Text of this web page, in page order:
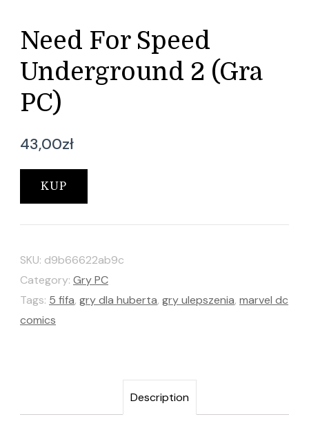
Need For Speed
Underground 2 (Gra
PC)
43,00zł
KUP
SKU: d9b66622ab9c
Category: Gry PC
Tags: 5 fifa, gry dla huberta, gry ulepszenia, marvel dc
comics
Description